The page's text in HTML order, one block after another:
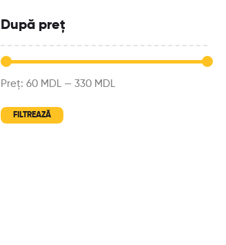
După preț
FILTREAZĂ
Preț: 60 MDL — 330 MDL